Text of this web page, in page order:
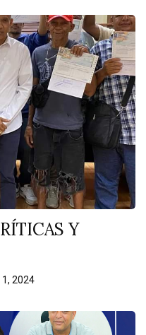
Y
1, 2024